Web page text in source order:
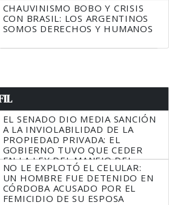
CHAUVINISMO BOBO Y CRISIS
CON BRASIL: LOS ARGENTINOS
SOMOS DERECHOS Y HUMANOS
EL SENADO DIO MEDIA SANCIÓN
A LA INVIOLABILIDAD DE LA
PROPIEDAD PRIVADA: EL
GOBIERNO TUVO QUE CEDER
EN LA LEY DEL MANEJO DEL
FUEGO
NO LE EXPLOTÓ EL CELULAR:
UN HOMBRE FUE DETENIDO EN
CÓRDOBA ACUSADO POR EL
FEMICIDIO DE SU ESPOSA